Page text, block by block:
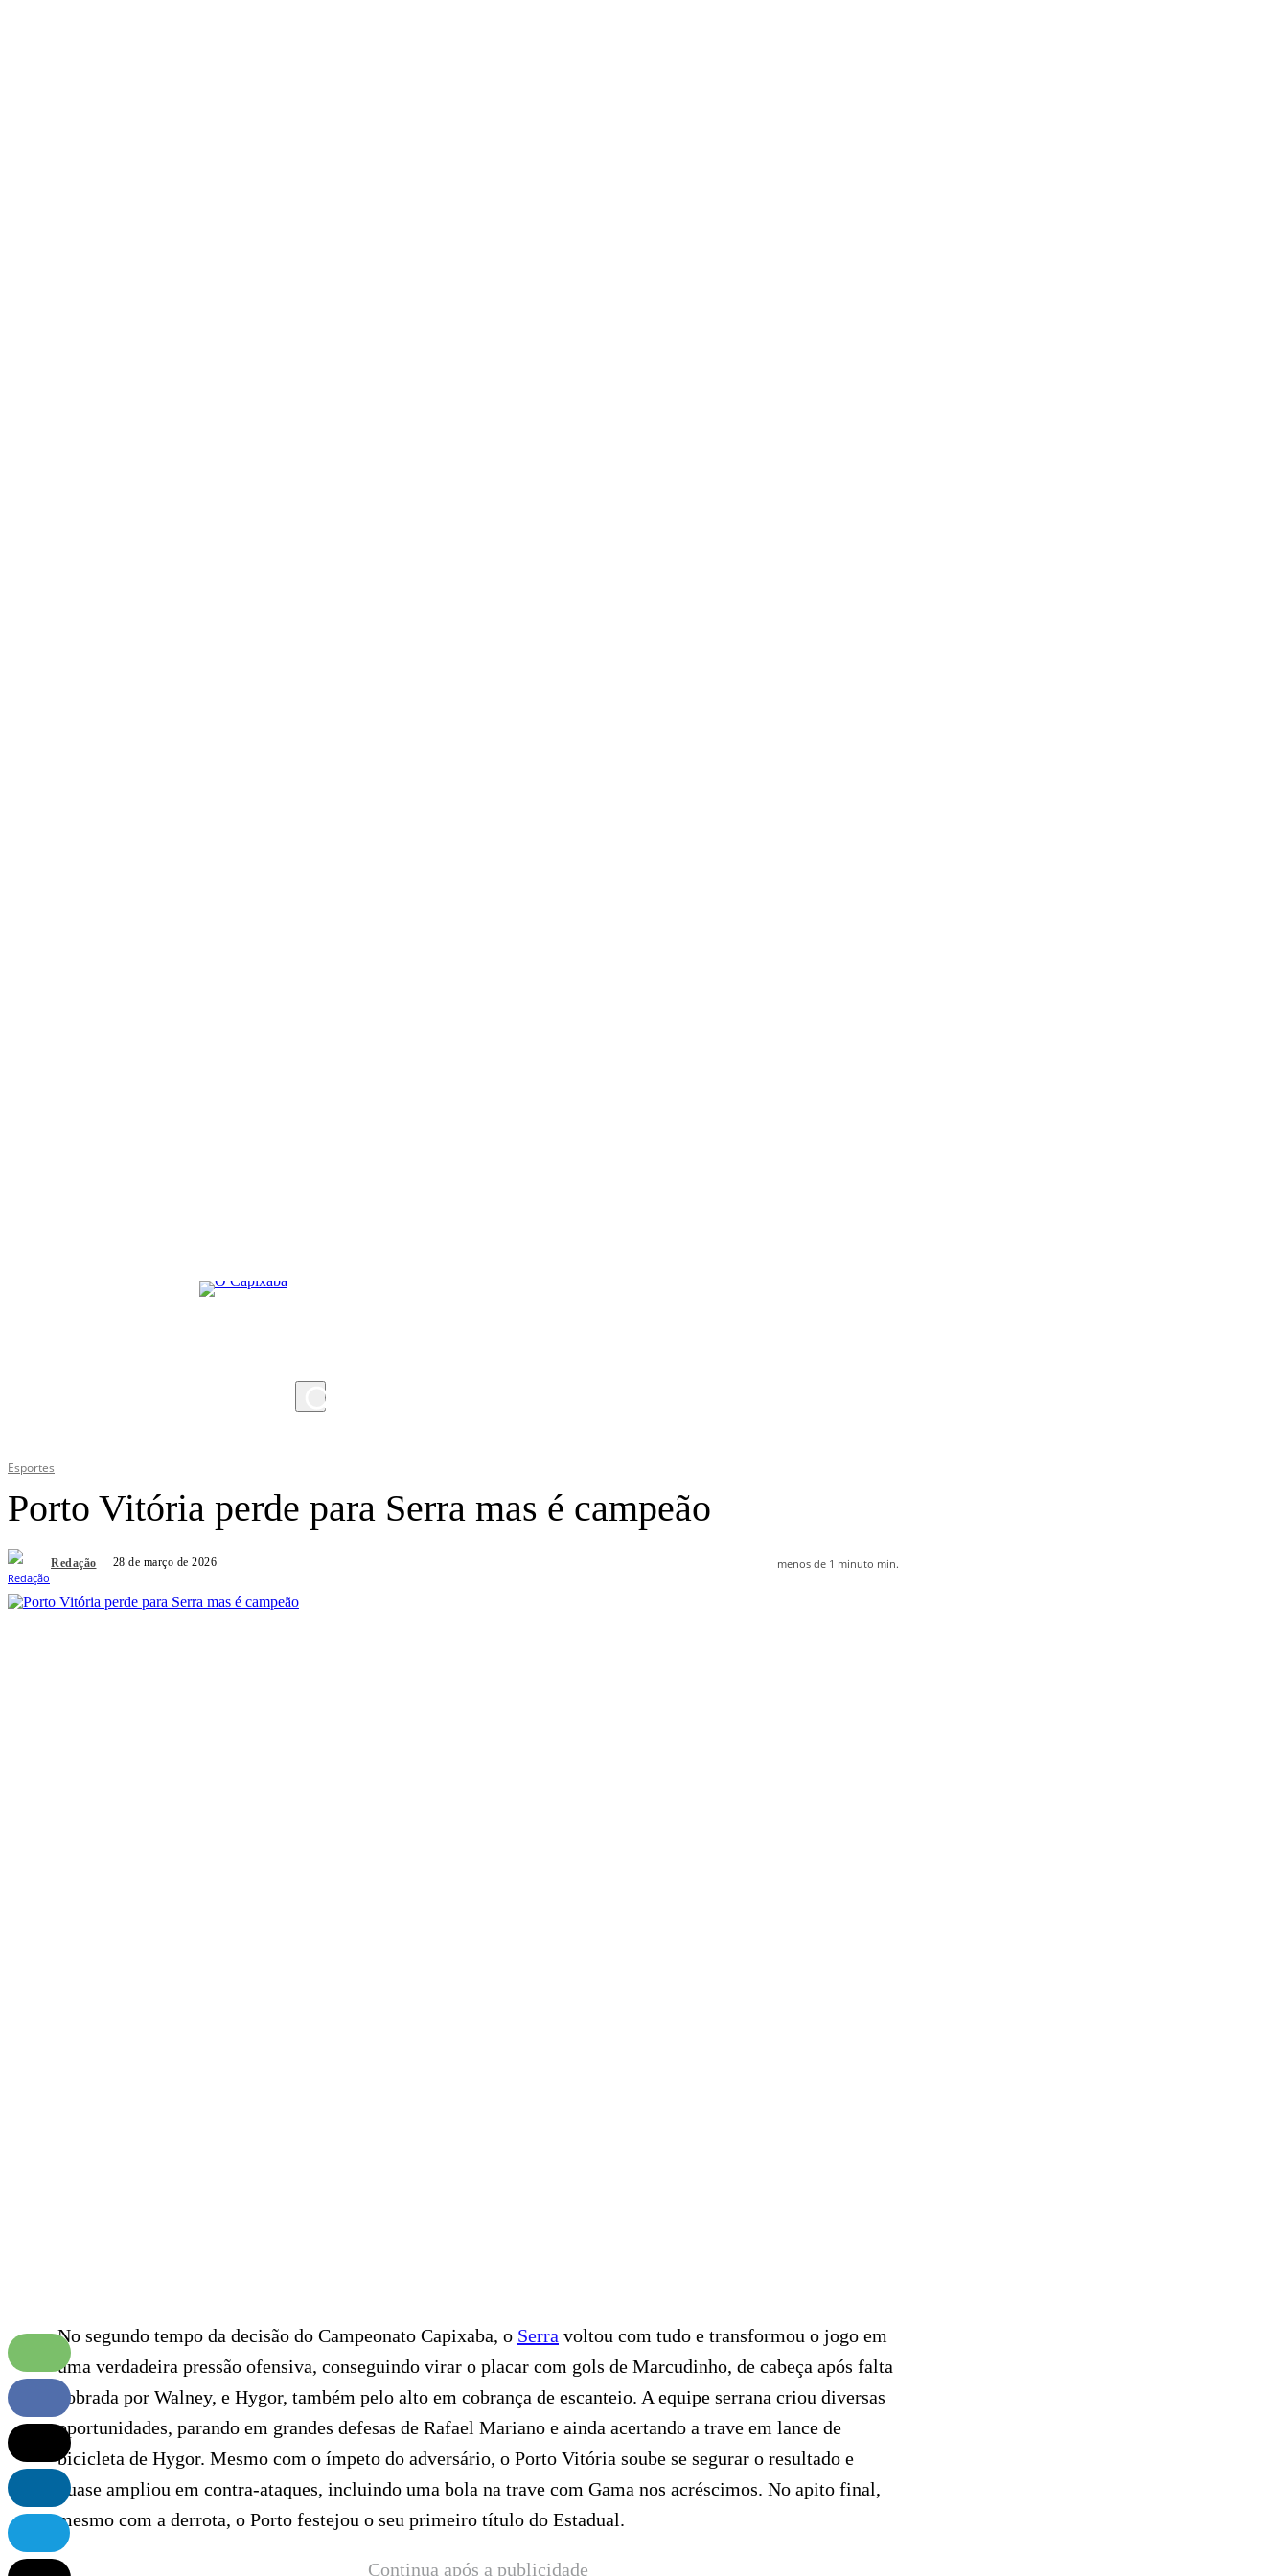
Esportes
Porto Vitória perde para Serra mas é campeão
Redação 28 de março de 2026 menos de 1 minuto min.
No segundo tempo da decisão do Campeonato Capixaba, o Serra voltou com tudo e transformou o jogo em
uma verdadeira pressão ofensiva, conseguindo virar o placar com gols de Marcudinho, de cabeça após falta
cobrada por Walney, e Hygor, também pelo alto em cobrança de escanteio. A equipe serrana criou diversas
oportunidades, parando em grandes defesas de Rafael Mariano e ainda acertando a trave em lance de
bicicleta de Hygor. Mesmo com o ímpeto do adversário, o Porto Vitória soube se segurar o resultado e
quase ampliou em contra-ataques, incluindo uma bola na trave com Gama nos acréscimos. No apito final,
mesmo com a derrota, o Porto festejou o seu primeiro título do Estadual.
Continua após a publicidade